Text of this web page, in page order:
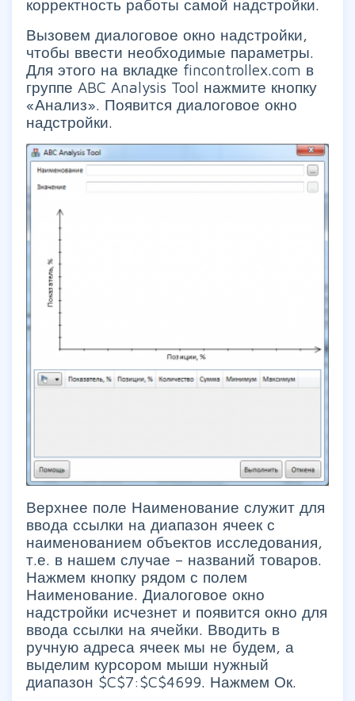
корректность работы самой надстройки.
Вызовем диалоговое окно надстройки,
чтобы ввести необходимые параметры.
Для этого на вкладке fincontrollex.com в
группе ABC Analysis Tool нажмите кнопку
«Анализ». Появится диалоговое окно
надстройки.
Верхнее поле Наименование служит для
ввода ссылки на диапазон ячеек с
наименованием объектов исследования,
т.е. в нашем случае – названий товаров.
Нажмем кнопку рядом с полем
Наименование. Диалоговое окно
надстройки исчезнет и появится окно для
ввода ссылки на ячейки. Вводить в
ручную адреса ячеек мы не будем, а
выделим курсором мыши нужный
диапазон $C$7:$C$4699. Нажмем Ок.